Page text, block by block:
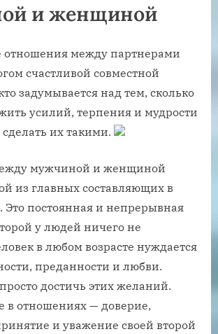
и женщиной
между партнерами
счастливой совместной
задумывается над тем, сколько
усилий, терпения и мудрости
сделать их такими.
мужчиной и женщиной
из главных составляющих в
постоянная и непрерывная
у людей ничего не
в любом возрасте нуждается
преданности и любви.
достичь этих желаний.
в отношениях — доверие,
и уважение своей второй